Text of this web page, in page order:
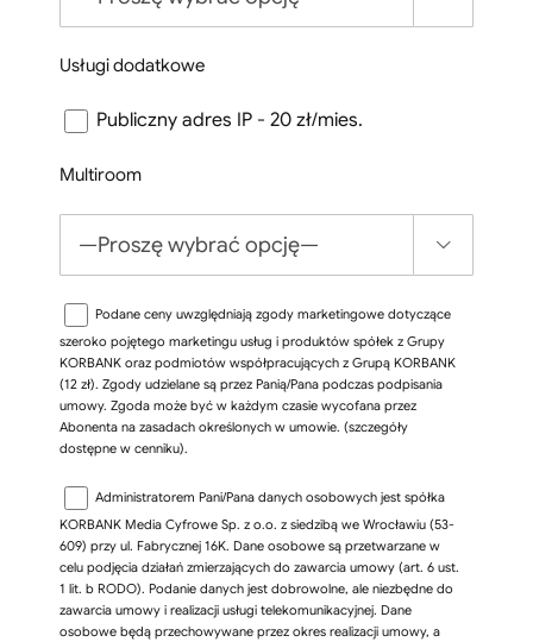
Usługi dodatkowe
Publiczny adres IP - 20 zł/mies.
Multiroom

Podane ceny uwzględniają zgody marketingowe dotyczące
szeroko pojętego marketingu usług i produktów spółek z Grupy
KORBANK oraz podmiotów współpracujących z Grupą KORBANK
(12 zł). Zgody udzielane są przez Panią/Pana podczas podpisania
umowy. Zgoda może być w każdym czasie wycofana przez
Abonenta na zasadach określonych w umowie. (szczegóły
dostępne w cenniku).
Administratorem Pani/Pana danych osobowych jest spółka
KORBANK Media Cyfrowe Sp. z o.o. z siedzibą we Wrocławiu (53-
609) przy ul. Fabrycznej 16K. Dane osobowe są przetwarzane w
celu podjęcia działań zmierzających do zawarcia umowy (art. 6 ust.
1 lit. b RODO). Podanie danych jest dobrowolne, ale niezbędne do
zawarcia umowy i realizacji usługi telekomunikacyjnej. Dane
osobowe będą przechowywane przez okres realizacji umowy, a